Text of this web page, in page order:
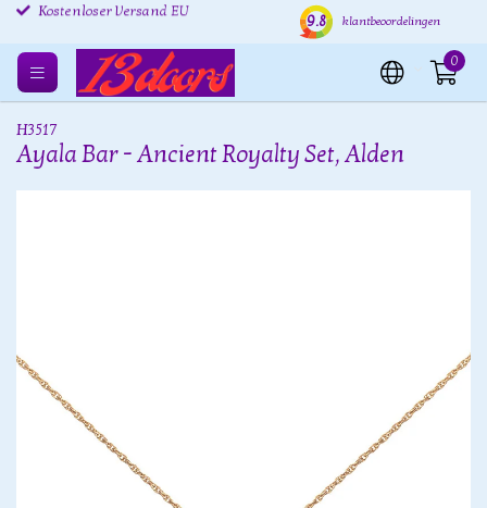
Kostenloser Versand EU
Kostenlose Rücksendung
Versand innerhalb von 24
9.8 klantbeoordelingen
0
H3517
Ayala Bar - Ancient Royalty Set, Alden